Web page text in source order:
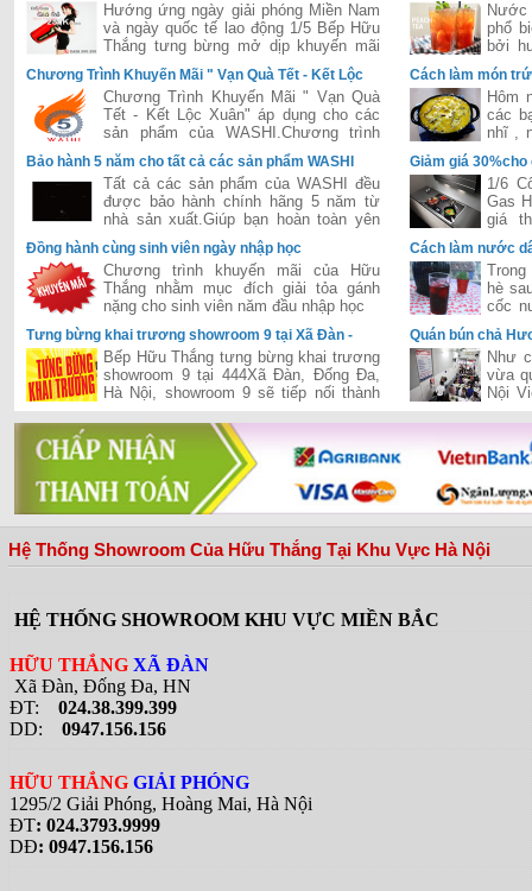
Hướng ứng ngày giải phóng Miền Nam
và ngày quốc tế lao động 1/5 Bếp Hữu
Thắng tưng bừng mở dịp khuyến mãi
lớn áp dụng cho tất các hệ thống của
Hữu Thắng trên toàn quốc
Chương Trình Khuyến Mãi " Vạn Quà Tết - Kết Lộc
Chương Trình Khuyến Mãi " Vạn Quà
Tết - Kết Lộc Xuân" áp dụng cho các
sản phẩm của WASHI.Chương trình
được đánh giá là lớn nhất năm 2015
của hãng WASHI
Bảo hành 5 năm cho tất cả các sản phẩm WASHI
Tất cả các sản phẩm của WASHI đều
được bảo hành chính hãng 5 năm từ
nhà sản xuất.Giúp bạn hoàn toàn yên
tâm trong suốt quá trình sử dụng.
Đồng hành cùng sinh viên ngày nhập học
Chương trình khuyến mãi của Hữu
Thắng nhằm mục đích giải tỏa gánh
nặng cho sinh viên năm đầu nhập học
Tưng bừng khai trương showroom 9 tại Xã Đàn -
Đống Đa - Hà NộiBếp Hữu Thắng tưng bừng khai trương
showroom 9 tại 444Xã Đàn, Đống Đa,
Hà Nội, showroom 9 sẽ tiếp nối thành
công của chuỗi siêu thị của Hữu Thắng
đã khai trương và hiện đang vận hành
hiệu quả trên cả hai miền Nam-Bắc,
đưa Hữu Thắng gần hơn với vị trí nhà
phân phối hàng đầu bếp và thiết bị bếp
tại Việt Nam
phổ
bởi
hấp
Cách làm món
Hôm
các
nhĩ ,
Giảm giá
1/6
Gas
giá
tiếng
Cách làm nước
hè
cốc
thì
Quán bún chả
khi đón TổngNhư
vừa
Nội
tổng
quán
Hệ Thống Showroom Của Hữu Thắng Tại Khu Vực Hà Nội
HỆ THỐNG SHOWROOM KHU VỰC MIỀN BẮC
HỮU THẮNG XÃ ĐÀN
Xã Đàn, Đống Đa, HN
ĐT: 024.38.399.399
DD:
0947.156.156
HỮU THẮNG GIẢI PHÓNG
1295/2 Giải Phóng, Hoàng Mai, Hà Nội
ĐT: 024.3793.9999
DĐ: 0947.156.156